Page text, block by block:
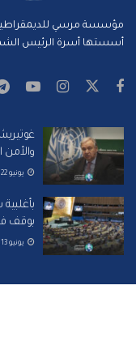
مؤسسة مرسي
أسستها أسرة الرئيس
والأمن
يونيو 22, 2025
بوقف
يونيو 13, 2025